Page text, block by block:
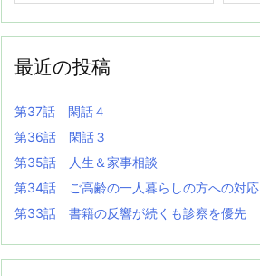
最近の投稿
第37話 閑話４
第36話 閑話３
第35話 人生＆家事相談
第34話 ご高齢の一人暮らしの方への対応
第33話 書籍の反響が続くも診察を優先